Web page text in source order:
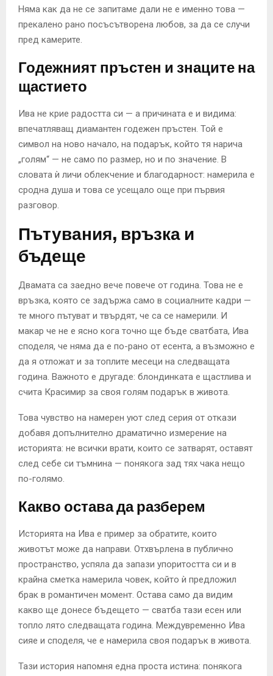
Няма как да не се запитаме дали не е именно това —
прекалено рано посъсътворена любов, за да се случи
пред камерите.
Годежният пръстен и знаците на
щастието
Ива не крие радостта си — а причината е и видима:
впечатляващ диамантен годежен пръстен. Той е
символ на ново начало, на подарък, който тя нарича
„голям“ — не само по размер, но и по значение. В
словата ѝ личи облекчение и благодарност: намерила е
сродна душа и това се усещало още при първия
разговор.
Пътувания, връзка и
бъдеще
Двамата са заедно вече повече от година. Това не е
връзка, която се задържа само в социалните кадри —
те много пътуват и твърдят, че са се намерили. И
макар че не е ясно кога точно ще бъде сватбата, Ива
споделя, че няма да е по-рано от есента, а възможно е
да я отложат и за топлите месеци на следващата
година. Важното е другаде: блондинката е щастлива и
счита Красимир за своя голям подарък в живота.
Това чувство на намерен уют след серия от откази
добавя допълнително драматично измерение на
историята: не всички врати, които се затварят, оставят
след себе си тъмнина — понякога зад тях чака нещо
по-голямо.
Какво остава да разберем
Историята на Ива е пример за обратите, които
животът може да направи. Отхвърлена в публично
пространство, успяла да запази упоритостта си и в
крайна сметка намерила човек, който ѝ предложил
брак в романтичен момент. Остава само да видим
какво ще донесе бъдещето — сватба тази есен или
топло лято следващата година. Междувременно Ива
сияе и споделя, че е намерила своя подарък в живота.
Тази история напомня една проста истина: понякога